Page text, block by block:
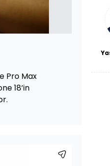
Pro Max
18’in